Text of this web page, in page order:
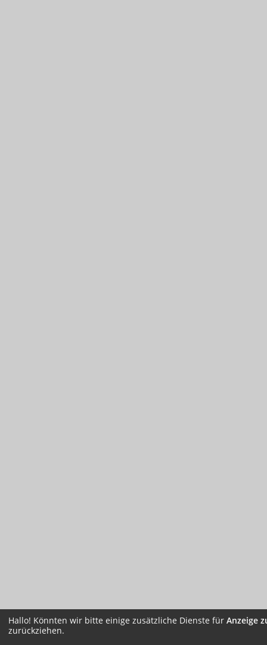
Hallo! Könnten wir bitte einige zusätzliche Dienste für Anzeige
zurückziehen.